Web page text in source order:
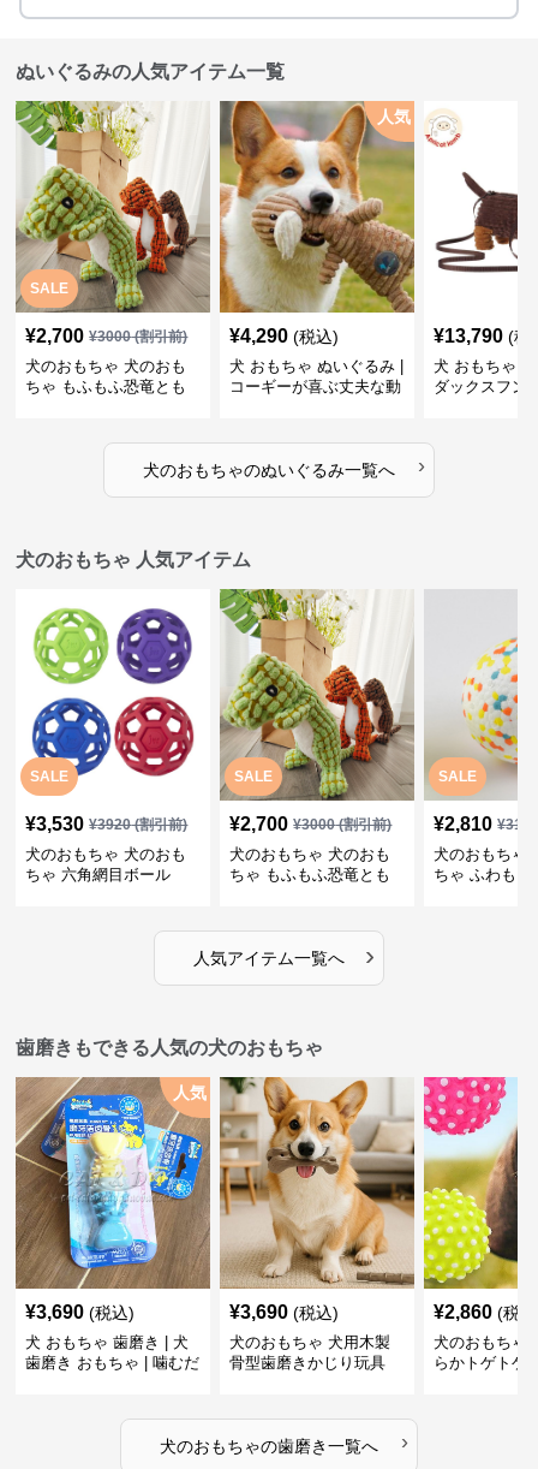
ぬいぐるみの人気アイテム一覧
SALE
¥2,700 ¥3000(割引前)
犬のおもちゃ 犬のおも
ちゃ もふもふ恐竜とも
人気
¥4,290 (税込)
犬 おもちゃ ぬいぐるみ |
コーギーが喜ぶ丈夫な動
¥13,790 (税
犬 おもちゃ
ダックスフン
犬のおもちゃのぬいぐるみ一覧へ ›
犬のおもちゃ 人気アイテム
SALE
¥3,530 ¥3920(割引前)
犬のおもちゃ 犬のおも
ちゃ 六角網目ボール
SALE
¥2,700 ¥3000(割引前)
犬のおもちゃ 犬のおも
ちゃ もふもふ恐竜とも
SALE
¥2,810 ¥
犬のおもちゃ
ちゃ ふわもこ
人気アイテム一覧へ ›
歯磨きもできる人気の犬のおもちゃ
人気
¥3,690 (税込)
犬 おもちゃ 歯磨き | 犬
歯磨き おもちゃ | 噛むだ
¥3,690 (税込)
犬のおもちゃ 犬用木製
骨型歯磨きかじり玩具
¥2,860 (税
犬のおもちゃ
らかトゲトゲ
犬のおもちゃの歯磨き一覧へ ›